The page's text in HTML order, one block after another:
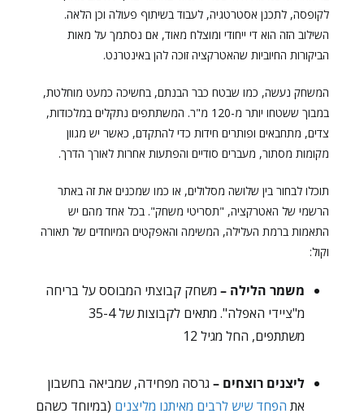
לקופסה, לתכנן אסטרטגיה, לעבוד בשיתוף פעולה וכן הלאה.
השילוב הזה הוא די ייחודי ומוצלח מאוד, אם נסתמך על מאות
הביקורות החיוביות שהאטרקציה זוכה להן באינטרנט.
המשחק נעשה, כמו שבטח כבר הבנתם, בחשיכה כמעט מוחלטת,
במבוך ששטחו יותר מ-120 מ"ר. המשתתפים נתקלים במלכודות,
צדים, מתחבאים ופותרים חידות כדי להתקדם, כאשר יש מגוון
מקומות מסתור, מעברים סודיים והפתעות אחרות לאורך הדרך.
תוכלו לבחור בין שלושה מסלולים, או כמו שמכנים את זה באתר
הרשמי של האטרקציה, "תסריטי משחק". בכל אחד מהם יש
התאמות ברמת העלילה, המשימה והאפקטים המיוחדים של תאורה
וקול:
משמר הלילה – משחק קבוצתי המבוסס על בריחה
מ"ציידי האפלה". מתאים לקבוצות של 35-4
משתתפים, החל מגיל 12
ליצנים רוצחים – גרסה מפחידה, שמביאה בחשבון
את הפחד שיש לרבים מאיתנו מליצנים (במיוחד כשהם